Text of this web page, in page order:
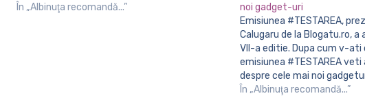
În „Albinuţa recomandă...”
noi gadget-uri
Emisiunea #TESTAREA, prezentata de Marius
Calugaru de la Blogatu.ro, a
VII-a editie. Dupa cum v-ati
emisiunea #TESTAREA
despre cele mai noi
detalii inutile, astfel incat
În „Albinuţa recomandă...”